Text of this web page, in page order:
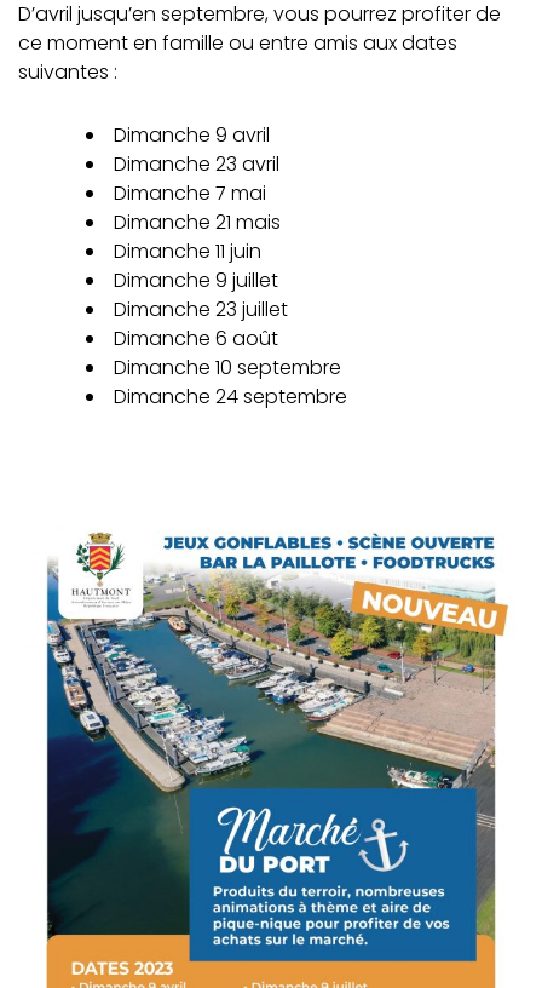
D’avril jusqu’en septembre, vous pourrez profiter de
ce moment en famille ou entre amis aux dates
suivantes :
Dimanche 9 avril
Dimanche 23 avril
Dimanche 7 mai
Dimanche 21 mais
Dimanche 11 juin
Dimanche 9 juillet
Dimanche 23 juillet
Dimanche 6 août
Dimanche 10 septembre
Dimanche 24 septembre